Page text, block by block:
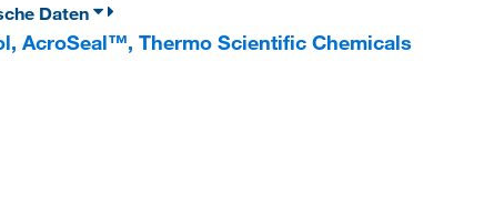
Daten
AcroSeal™, Thermo Scientific Chemicals